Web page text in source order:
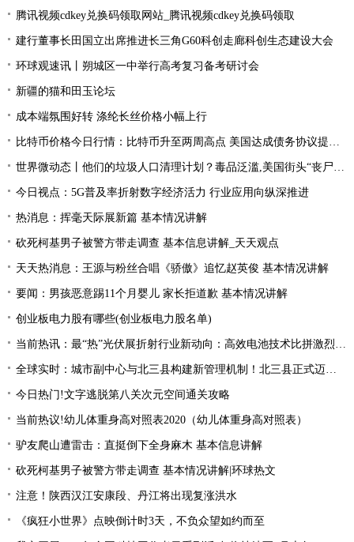
腾讯视频cdkey兑换码领取网站_腾讯视频cdkey兑换码领取
建行董事长田国立出席推进长三角G60科创走廊科创生态建设大会
环球观速讯丨朔城区一中举行高考复习备考研讨会
新疆的猫和田玉论坛
成本端氛围好转 涤纶长丝价格小幅上行
比特币价格今日行情：比特币升至两周高点 美国达成债务协议提振风险偏好
世界微动态丨他们的垃圾人口清理计划？毒品泛滥,美国街头“丧尸”遍地 白宫:新兴威胁
今日视点：5G普及率折射数字经济活力 行业应用向纵深推进
热消息：挥毫天际展新篇 基本情况讲解
砍死柯基男子被警方带走调查 基本信息讲解_天天观点
天天热消息：王源与粉丝合唱《骄傲》追忆赵英俊 基本情况讲解
要闻：男孩恶意踢11个月婴儿 家长拒道歉 基本情况讲解
创业板电力股有哪些(创业板电力股名单)
当前热讯：最“热”光伏展折射行业新动向：高效电池技术比拼激烈 光伏厂商掘金第二赛道
全球实时：城市副中心与北三县构建新管理机制！北三县正式迈入“北京管理”时代！
今日热门!文字逃脱第八关次元空间通关攻略
当前热议!幼儿体重身高对照表2020（幼儿体重身高对照表）
驴友爬山遭雷击：直挺倒下全身麻木 基本信息讲解
砍死柯基男子被警方带走调查 基本情况讲解|环球热文
注意！陕西汉江安康段、丹江将出现复涨洪水
《疯狂小世界》点映倒计时3天，不负众望如约而至